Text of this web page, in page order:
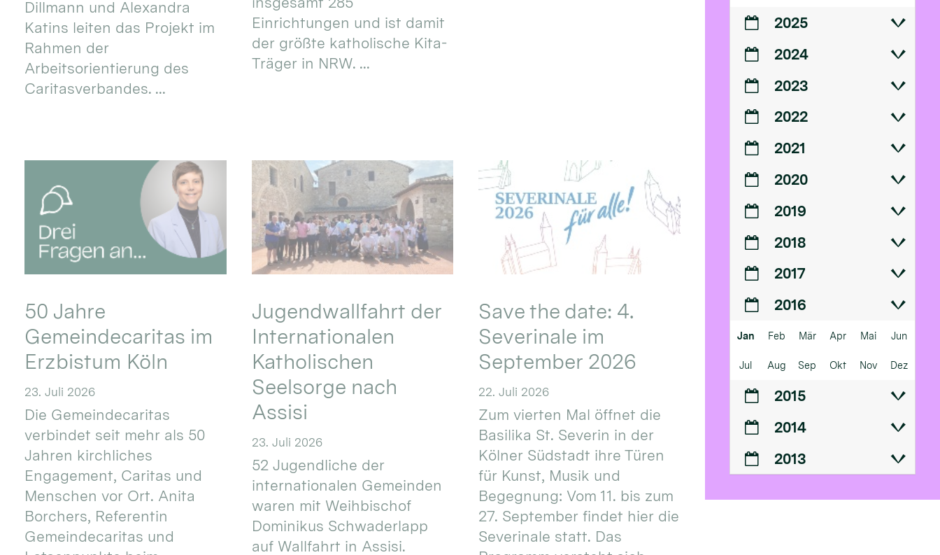
Dillmann und Alexandra
Katins leiten das Projekt im
Rahmen der
Arbeitsorientierung des
Caritasverbandes. ...
Einrichtungen und ist damit
der größte katholische Kita-
Träger in NRW. ...
50 Jahre
Gemeindecaritas im
Erzbistum Köln
23. Juli 2026
Die Gemeindecaritas
verbindet seit mehr als 50
Jahren kirchliches
Engagement, Caritas und
Menschen vor Ort. Anita
Borchers, Referentin
Gemeindecaritas und
Jugendwallfahrt der
Internationalen
Katholischen
Seelsorge nach
Assisi
23. Juli 2026
52 Jugendliche der
internationalen Gemeinden
waren mit Weihbischof
Dominikus Schwaderlapp
auf Wallfahrt in Assisi.
Save the date: 4.
Severinale im
September 2026
22. Juli 2026
Zum vierten Mal öffnet die
Basilika St. Severin in der
Kölner Südstadt ihre Türen
für Kunst, Musik und
Begegnung: Vom 11. bis zum
27. September findet hier die
Severinale statt. Das
2025
2024
2023
2022
2021
2020
2019
2018
2017
2016
Jan Feb Mär Apr Mai Jun
Jul Aug Sep Okt Nov Dez
2015
2014
2013